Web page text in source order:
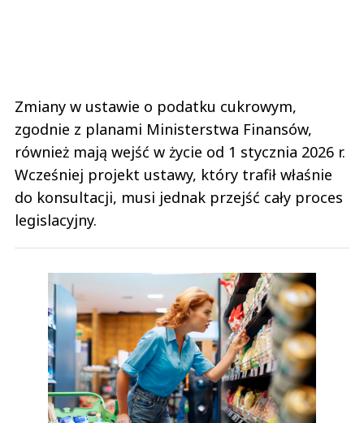
Zmiany w ustawie o podatku cukrowym,
zgodnie z planami Ministerstwa Finansów,
również mają wejść w życie od 1 stycznia 2026 r.
Wcześniej projekt ustawy, który trafił właśnie
do konsultacji, musi jednak przejść cały proces
legislacyjny.